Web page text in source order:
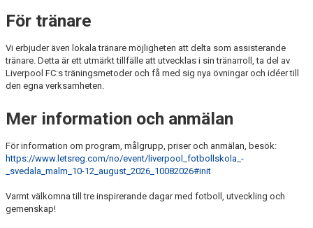
För tränare
Vi erbjuder även lokala tränare möjligheten att delta som assisterande
tränare. Detta är ett utmärkt tillfälle att utvecklas i sin tränarroll, ta del av
Liverpool FC:s träningsmetoder och få med sig nya övningar och idéer till
den egna verksamheten.
Mer information och anmälan
För information om program, målgrupp, priser och anmälan, besök:
https://www.letsreg.com/no/event/liverpool_fotbollskola_-
_svedala_malm_10-12_august_2026_10082026#init
Varmt välkomna till tre inspirerande dagar med fotboll, utveckling och
gemenskap!